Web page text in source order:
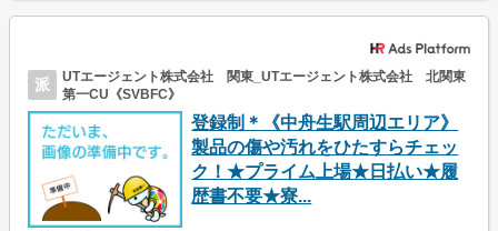
派
UTエージェント株式会社 関東_UTエージェント株式会社 北関東
第一CU《SVBFC》
登録制＊《中舟生駅周辺エリア》
製品の傷や汚れをひたすらチェッ
ク！★プライム上場★日払い★履
歴書不要★寮...